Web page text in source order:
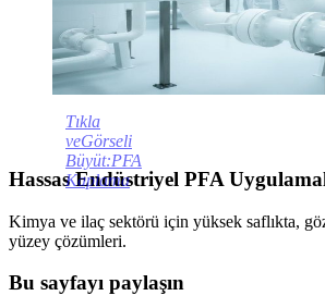
Tıkla
veGörseli
Büyüt:PFA
Kaplama
Hassas Endüstriyel PFA
Kimya ve ilaç sektörü için yüksek saflıkta,
yüzey çözümleri.
Bu sayfayı paylaşın